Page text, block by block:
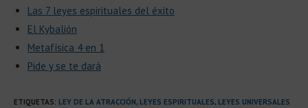
Las 7 leyes espirituales del éxito
El Kybalión
Metafísica 4 en 1
Pide y se te dará
ETIQUETAS: LEY DE LA ATRACCIÓN, LEYES ESPIRITUALES, LEYES UNIVERSALES